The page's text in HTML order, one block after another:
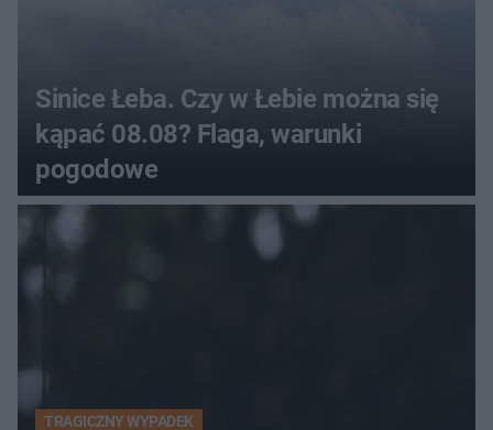
Sinice Łeba. Czy w Łebie można się
kąpać 08.08? Flaga, warunki
pogodowe
TRAGICZNY WYPADEK